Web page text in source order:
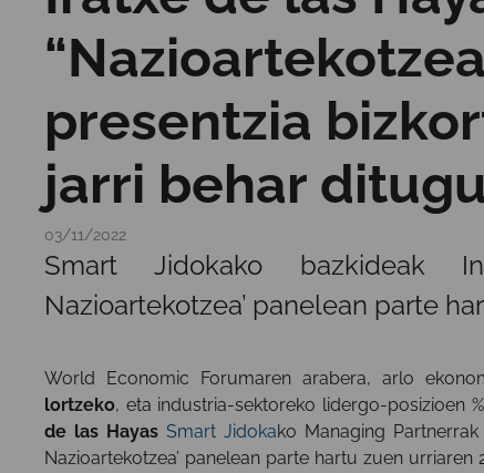
presentzia
jarri behar
03/11/2022
Smart Jidokako bazkideak
Nazioartekotzea’ panelean parte
World Economic Forumaren arabera, arlo
lortzeko, eta industria-sektoreko lidergo-posizioen
de las Hayas Smart Jidokako Managing Partnerrak
Nazioartekotzea’ panelean parte hartu zuen